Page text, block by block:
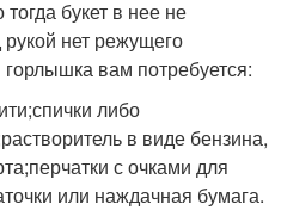
тогда букет в нее не
нет режущего
вам потребуется:
либо
в виде бензина,
с очками для
или наждачная бумага.